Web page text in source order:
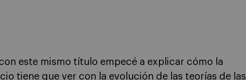
este mismo título empecé a explicar cómo la
tiene que ver con la evolución de las teorías de las